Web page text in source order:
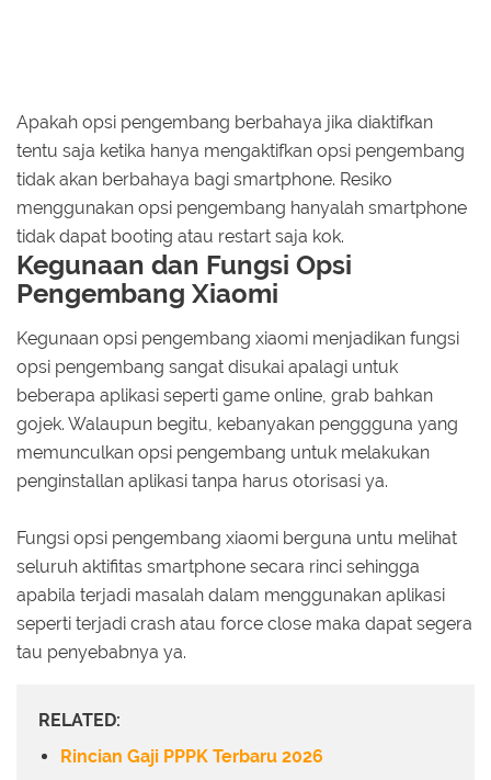
Apakah opsi pengembang berbahaya jika diaktifkan
tentu saja ketika hanya mengaktifkan opsi pengembang
tidak akan berbahaya bagi smartphone. Resiko
menggunakan opsi pengembang hanyalah smartphone
tidak dapat booting atau restart saja kok.
Kegunaan dan Fungsi Opsi
Pengembang Xiaomi
Kegunaan opsi pengembang xiaomi menjadikan fungsi
opsi pengembang sangat disukai apalagi untuk
beberapa aplikasi seperti game online, grab bahkan
gojek. Walaupun begitu, kebanyakan penggguna yang
memunculkan opsi pengembang untuk melakukan
penginstallan aplikasi tanpa harus otorisasi ya.
Fungsi opsi pengembang xiaomi berguna untu melihat
seluruh aktifitas smartphone secara rinci sehingga
apabila terjadi masalah dalam menggunakan aplikasi
seperti terjadi crash atau force close maka dapat segera
tau penyebabnya ya.
RELATED:
Rincian Gaji PPPK Terbaru 2026